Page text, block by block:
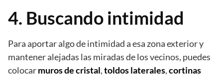
4. Buscando intimidad
Para aportar algo de intimidad a esa zona exterior y
mantener alejadas las miradas de los vecinos, puedes
colocarmuros de cristal,toldoslaterales,cortinas